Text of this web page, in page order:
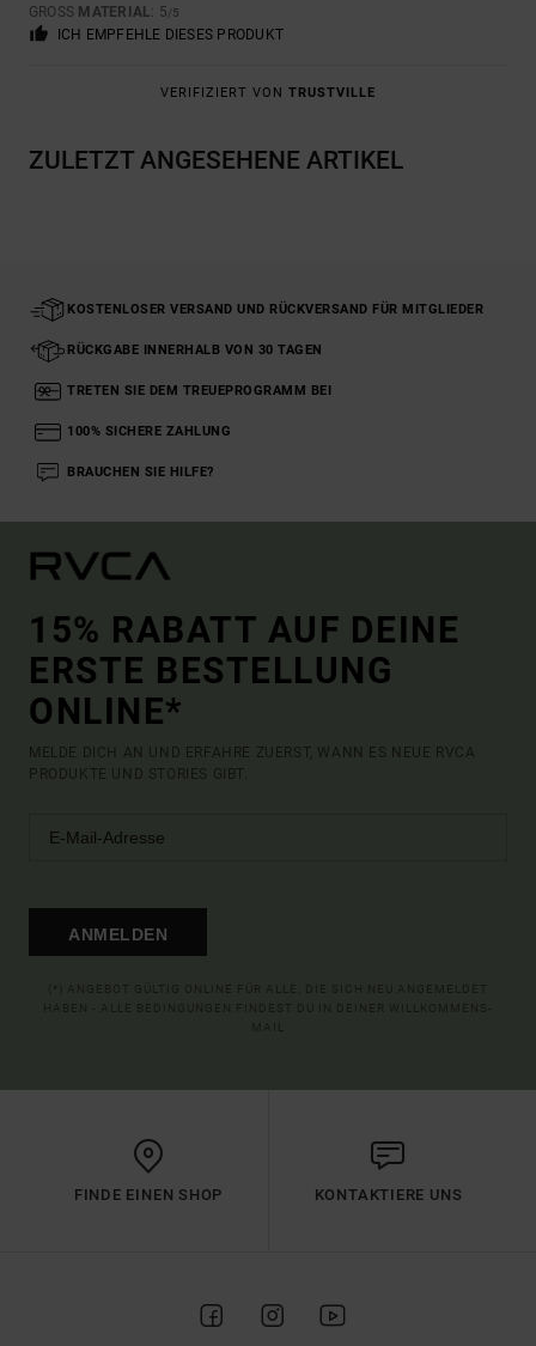
GROSS MATERIAL: 5/5
ICH EMPFEHLE DIESES PRODUKT
VERIFIZIERT VON TRUSTVILLE
ZULETZT ANGESEHENE ARTIKEL
KOSTENLOSER VERSAND UND RÜCKVERSAND FÜR MITGLIEDER
RÜCKGABE INNERHALB VON 30 TAGEN
TRETEN SIE DEM TREUEPROGRAMM BEI
100% SICHERE ZAHLUNG
BRAUCHEN SIE HILFE?
15% RABATT AUF DEINE
ERSTE BESTELLUNG
ONLINE*
MELDE DICH AN UND ERFAHRE ZUERST, WANN ES NEUE RVCA
PRODUKTE UND STORIES GIBT.
ANMELDEN
FINDE EINEN SHOP KONTAKTIERE UNS